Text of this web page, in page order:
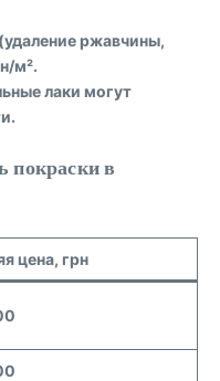
ржавчины,
м².
лаки могут
покраски в
цена, грн